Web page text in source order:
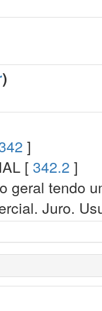
)
]
[ 342.2 ]
geral tendo
Juro.